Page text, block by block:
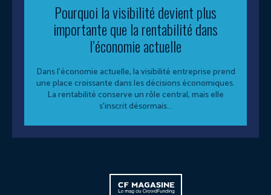
Pourquoi la visibilité devient plus
importante que la rentabilité dans
l’économie actuelle
Dans l’économie actuelle, la visibilité entreprise prend
une place croissante dans les décisions économiques.
La rentabilité conserve un rôle central, mais elle
s’inscrit désormais...